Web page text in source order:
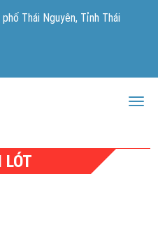
Thái Nguyên, Tỉnh Thái
LÓT